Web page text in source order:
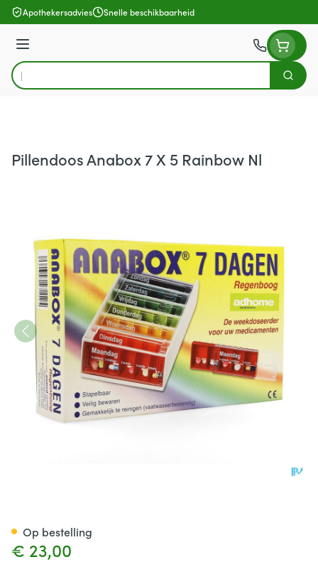
Ga naar de inhoud
Apothekersadvies Snelle beschikbaarheid
Menu
Product, merk, categorie...
Zoek
Pillendoos Anabox 7 X 5 Rainbow Nl
€ 23,00
Op bestelling